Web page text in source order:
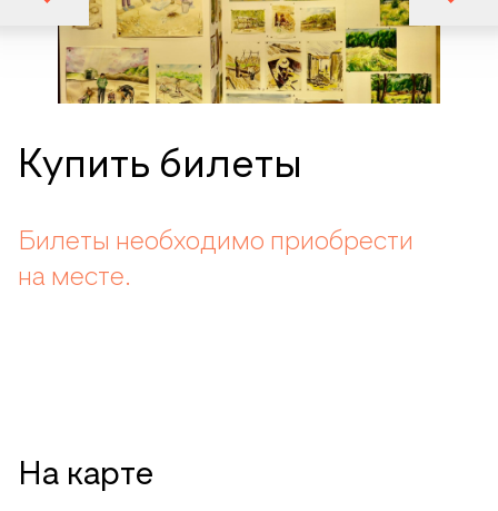
Купить билеты
Билеты необходимо приобрести
на месте.
На карте